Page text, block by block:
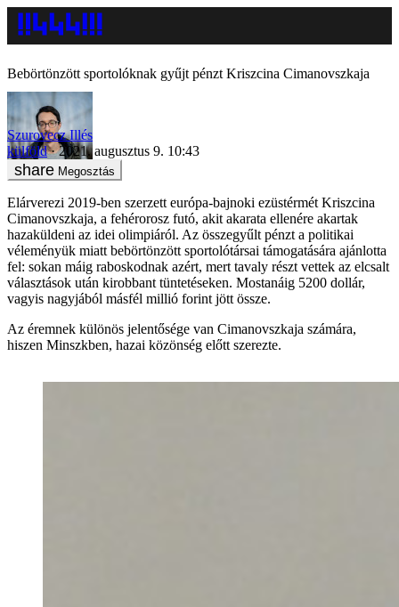
Bebörtönzött sportolóknak gyűjt pénzt Kriszcina Cimanovszkaja
Szurovecz Illés
külföld
2021. augusztus 9. 10:43
Megosztás
Elárverezi 2019-ben szerzett európa-bajnoki ezüstérmét Kriszcina
Cimanovszkaja, a fehérorosz futó, akit akarata ellenére akartak
hazaküldeni az idei olimpiáról. Az összegyűlt pénzt a politikai
véleményük miatt bebörtönzött sportolótársai támogatására ajánlotta
fel: sokan máig raboskodnak azért, mert tavaly részt vettek az elcsalt
választások után kirobbant tüntetéseken. Mostanáig 5200 dollár,
vagyis nagyjából másfél millió forint jött össze.
Az éremnek különös jelentősége van Cimanovszkaja számára,
hiszen Minszkben, hazai közönség előtt szerezte.